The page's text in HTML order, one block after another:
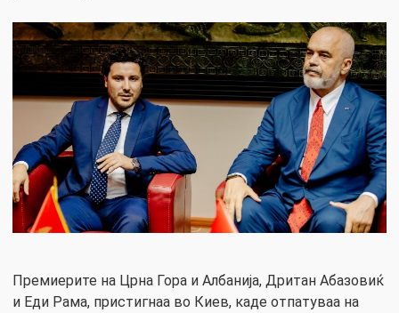
Премиерите на Црна Гора и Албанија, Дритан Абазовиќ
и Еди Рама, пристигнаа во Киев, каде отпатуваа на